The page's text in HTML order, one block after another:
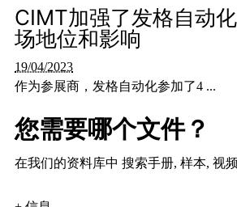
CIMT加强了发格自动
场地位和影响
19/04/2023
作为参展商，发格自动化参加了4 ...
您需要哪个文件？
在我们的资料库中 搜索手册, 样本, 视